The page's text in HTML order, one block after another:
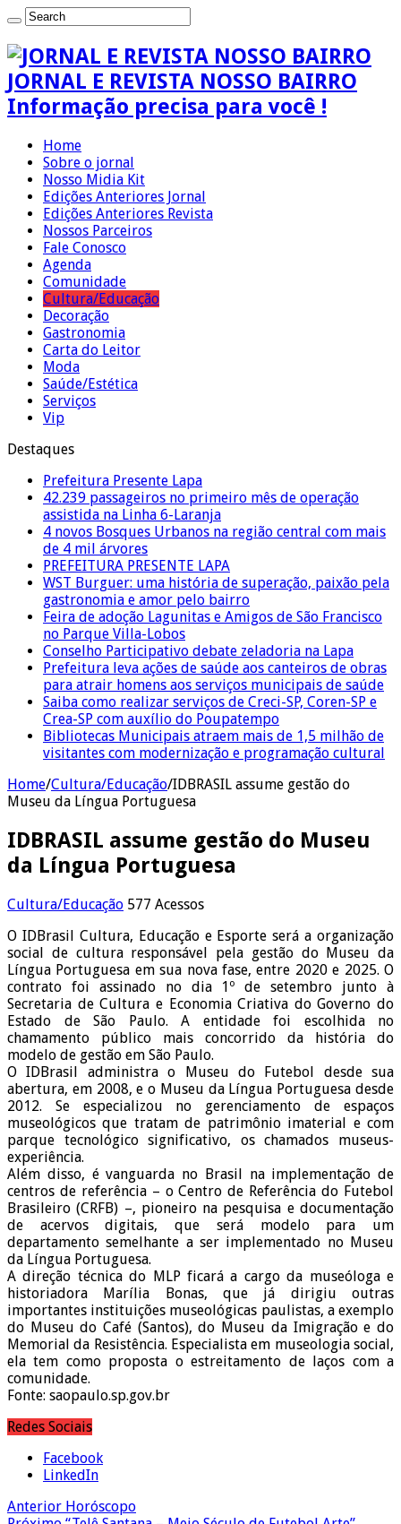
JORNAL E REVISTA NOSSO BAIRRO
Informação precisa para você !
Home
Sobre o jornal
Nosso Midia Kit
Edições Anteriores Jornal
Edições Anteriores Revista
Nossos Parceiros
Fale Conosco
Agenda
Comunidade
Cultura/Educação
Decoração
Gastronomia
Carta do Leitor
Moda
Saúde/Estética
Serviços
Vip
Destaques
Prefeitura Presente Lapa
42.239 passageiros no primeiro mês de operação
assistida na Linha 6-Laranja
4 novos Bosques Urbanos na região central com mais
de 4 mil árvores
PREFEITURA PRESENTE LAPA
WST Burguer: uma história de superação, paixão pela
gastronomia e amor pelo bairro
Feira de adoção Lagunitas e Amigos de São Francisco
no Parque Villa-Lobos
Conselho Participativo debate zeladoria na Lapa
Prefeitura leva ações de saúde aos canteiros de obras
para atrair homens aos serviços municipais de saúde
Saiba como realizar serviços de Creci-SP, Coren-SP e
Crea-SP com auxílio do Poupatempo
Bibliotecas Municipais atraem mais de 1,5 milhão de
visitantes com modernização e programação cultural
Home/Cultura/Educação/IDBRASIL assume gestão do
Museu da Língua Portuguesa
IDBRASIL assume gestão do Museu
da Língua Portuguesa
Cultura/Educação 577 Acessos
O IDBrasil Cultura, Educação e Esporte será a organização
social de cultura responsável pela gestão do Museu da
Língua Portuguesa em sua nova fase, entre 2020 e 2025. O
contrato foi assinado no dia 1º de setembro junto à
Secretaria de Cultura e Economia Criativa do Governo do
Estado de São Paulo. A entidade foi escolhida no
chamamento público mais concorrido da história do
modelo de gestão em São Paulo.
O IDBrasil administra o Museu do Futebol desde sua
abertura, em 2008, e o Museu da Língua Portuguesa desde
2012. Se especializou no gerenciamento de espaços
museológicos que tratam de patrimônio imaterial e com
parque tecnológico significativo, os chamados museus-
experiência.
Além disso, é vanguarda no Brasil na implementação de
centros de referência – o Centro de Referência do Futebol
Brasileiro (CRFB) –, pioneiro na pesquisa e documentação
de acervos digitais, que será modelo para um
departamento semelhante a ser implementado no Museu
da Língua Portuguesa.
A direção técnica do MLP ficará a cargo da museóloga e
historiadora Marília Bonas, que já dirigiu outras
importantes instituições museológicas paulistas, a exemplo
do Museu do Café (Santos), do Museu da Imigração e do
Memorial da Resistência. Especialista em museologia social,
ela tem como proposta o estreitamento de laços com a
comunidade.
Fonte: saopaulo.sp.gov.br
Redes Sociais
Facebook
LinkedIn
Anterior Horóscopo